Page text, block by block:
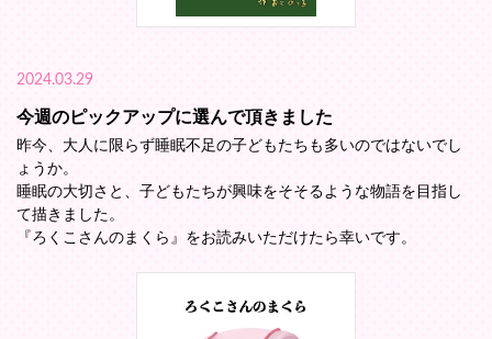
2024.03.29
今週のピックアップに選んで頂きました
昨今、大人に限らず睡眠不足の子どもたちも多いのではないでし
ょうか。
睡眠の大切さと、子どもたちが興味をそそるような物語を目指し
て描きました。
『ろくこさんのまくら』をお読みいただけたら幸いです。